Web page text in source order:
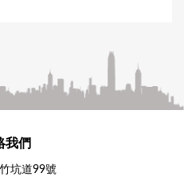
我們
坑道99號